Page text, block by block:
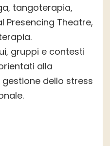
tangoterapia,
Presencing Theatre,
gruppi e contesti
alla
dello stress